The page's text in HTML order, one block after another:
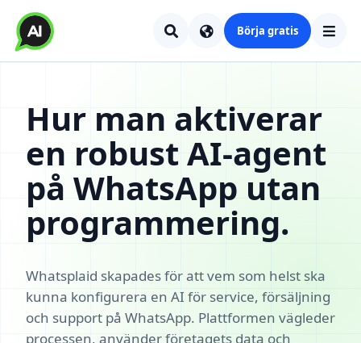
Börja gratis
Hur man aktiverar
en robust AI-agent
på WhatsApp utan
programmering.
Whatsplaid skapades för att vem som helst ska
kunna konfigurera en AI för service, försäljning
och support på WhatsApp. Plattformen vägleder
processen, använder företagets data och